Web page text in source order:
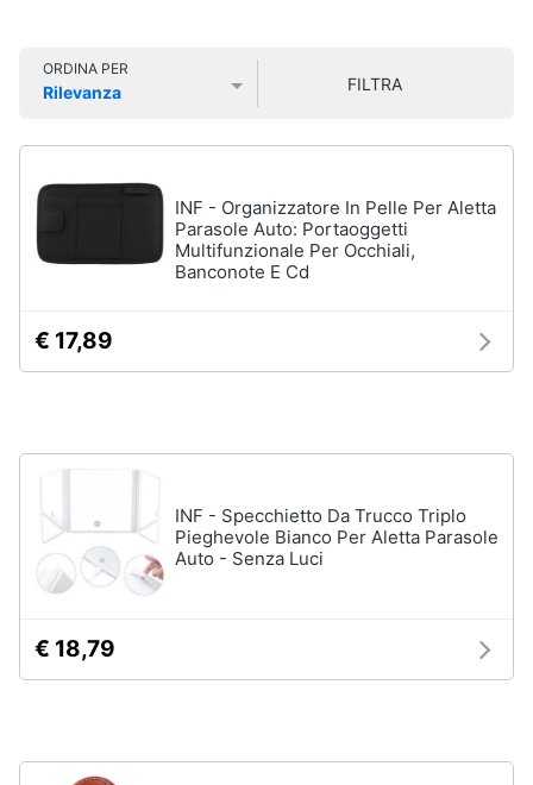
Cinema
home
Arredo
Brico
e
Giardinaggio
e
igiene
Moto
Pantaloni
moto
moto
Continental
tkc
tutti
Nautica
Ecoscandaglio
Illuminazione
nautica
Strumentazione
ORDINA PER
Rilevanza
FILTRA
INF - Organizzatore In Pelle Per Aletta
Parasole Auto: Portaoggetti
Multifunzionale Per Occhiali,
Banconote E Cd
€ 17,89
INF - Specchietto Da Trucco Triplo
Pieghevole Bianco Per Aletta Parasole
Auto - Senza Luci
€ 18,79